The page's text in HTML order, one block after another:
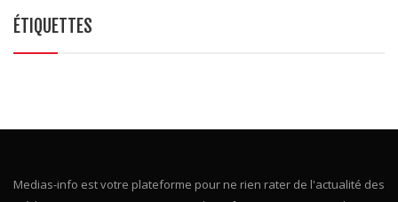
ÉTIQUETTES
Medias-info est votre plateforme pour ne rien rater de l'actualité des